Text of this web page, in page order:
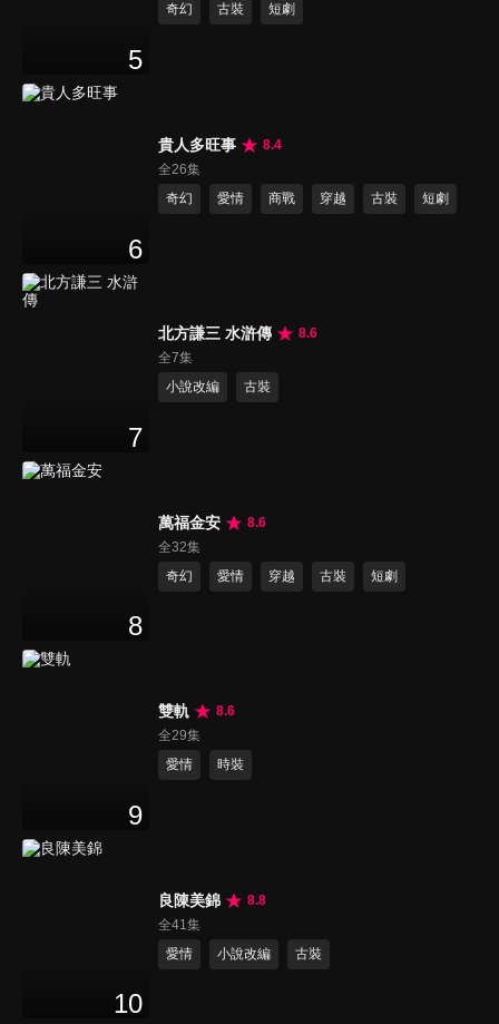
5
奇幻
古裝 短劇
6
貴人多旺事
8.4
全26集
奇幻
愛情 商戰 穿越 古裝 短劇
7
北方謙三 水滸傳
8.6
全7集
小說改編
古裝
8
萬福金安
8.6
全32集
奇幻
愛情 穿越 古裝 短劇
9
雙軌
8.6
全29集
愛情
時裝
10
良陳美錦
8.8
全41集
愛情
小說改編 古裝